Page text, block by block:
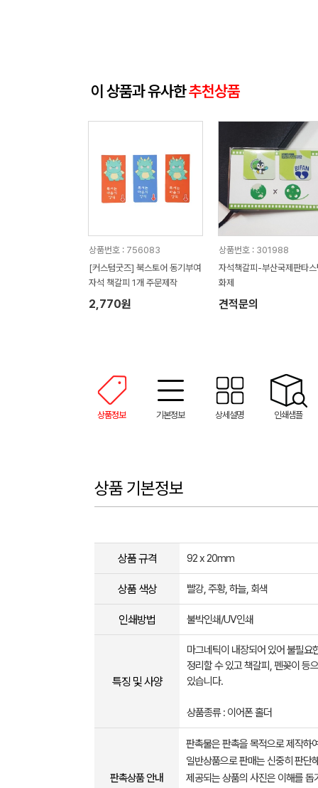
이 상품과 유사한추천상품
상품번호 : 756083
[커스텀굿즈] 북스토어 동기부여
자석 책갈피 1개 주문제작
2,770원
상품번호 : 301988
자석책갈피-부산국제판타스
화제
견적문의
상품정보 기본정보 상세설명 인쇄샘플
상품 기본정보
상품 규격 92 x 20mm
상품 색상 빨강, 주황, 하늘, 회색
인쇄방법 불박인쇄/UV인쇄
특징 및 사양
마그네틱이 내장되어 있어 불필요
정리할 수 있고 책갈피, 펜꽂이 등
있습니다.
상품종류 : 이어폰 홀더
판촉상품 안내
판촉물은 판촉을 목적으로 제작하
일반상품으로 판매는 신중히 판단
제공되는 상품의 사진은 이해를